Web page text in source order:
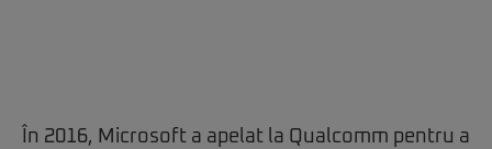
În 2016, Microsoft a apelat la Qualcomm pentru a